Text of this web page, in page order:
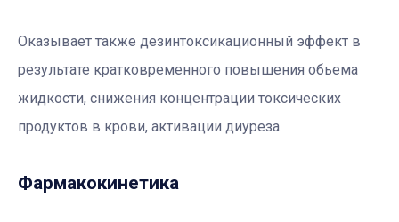
Оказывает также дезинтоксикационный эффект в
результате кратковременного повышения обьема
жидкости, снижения концентрации токсических
продуктов в крови, активации диуреза.
Фармакокинетика